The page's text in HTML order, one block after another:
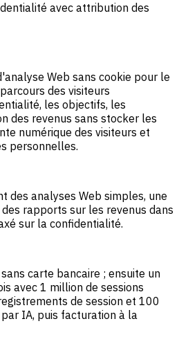
avec attribution des
Web sans cookie pour le
des visiteurs
les objectifs, les
des revenus sans stocker les
numérique des visiteurs et
personnelles.
des analyses Web simples, une
rapports sur les revenus dans
sur la confidentialité.
carte bancaire ; ensuite un
avec 1 million de sessions
de session et 100
IA, puis facturation à la